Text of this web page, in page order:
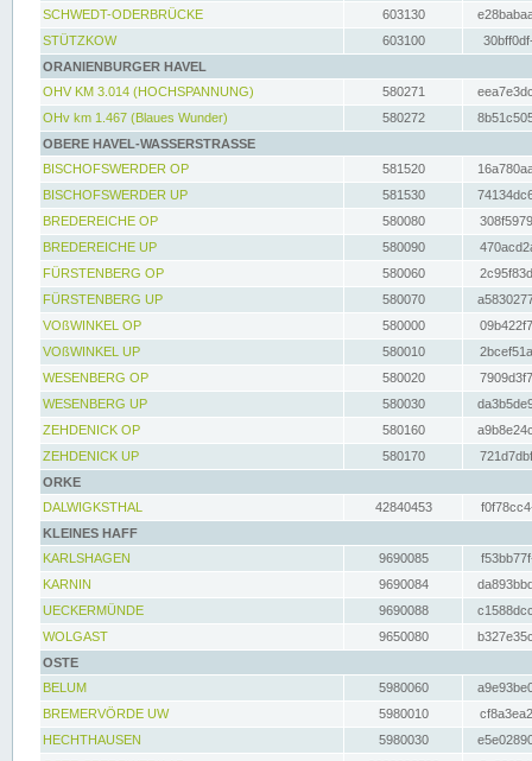
SCHWEDT-ODERBRÜCKE
603130
STÜTZKOW
603100
ORANIENBURGER HAVEL
OHV KM 3.014 (HOCHSPANNUNG)
580271
OHv km 1.467 (Blaues Wunder)
580272
OBERE HAVEL-WASSERSTRASSE
BISCHOFSWERDER OP
581520
BISCHOFSWERDER UP
581530
BREDEREICHE OP
580080
BREDEREICHE UP
580090
FÜRSTENBERG OP
580060
FÜRSTENBERG UP
580070
VOßWINKEL OP
580000
VOßWINKEL UP
580010
WESENBERG OP
580020
WESENBERG UP
580030
ZEHDENICK OP
580160
ZEHDENICK UP
580170
ORKE
DALWIGKSTHAL
42840453
KLEINES HAFF
KARLSHAGEN
9690085
KARNIN
9690084
UECKERMÜNDE
9690088
WOLGAST
9650080
OSTE
BELUM
5980060
BREMERVÖRDE UW
5980010
HECHTHAUSEN
5980030